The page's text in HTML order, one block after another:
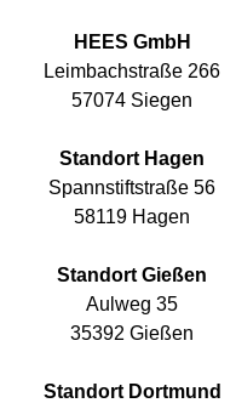
HEES GmbH
Leimbachstraße 266
57074 Siegen
Standort Hagen
Spannstiftstraße 56
58119 Hagen
Standort Gießen
Aulweg 35
35392 Gießen
Standort Dortmund